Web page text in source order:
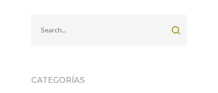
CATEGORÍAS